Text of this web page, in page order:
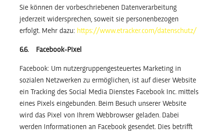
Sie können der vorbeschriebenen Datenverarbeitung
jederzeit widersprechen, soweit sie personenbezogen
erfolgt. Mehr dazu: https://www.etracker.com/datenschutz/
6.6. Facebook-Pixel
Facebook: Um nutzergruppengesteuertes Marketing in
sozialen Netzwerken zu ermöglichen, ist auf dieser Website
ein Tracking des Social Media Dienstes Facebook Inc. mittels
eines Pixels eingebunden. Beim Besuch unserer Website
wird das Pixel von Ihrem Webbrowser geladen. Dabei
werden Informationen an Facebook gesendet. Dies betrifft